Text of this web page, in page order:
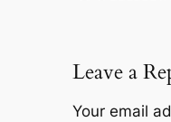
Leave a
Your email